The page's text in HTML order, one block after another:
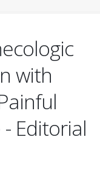
with
Editorial